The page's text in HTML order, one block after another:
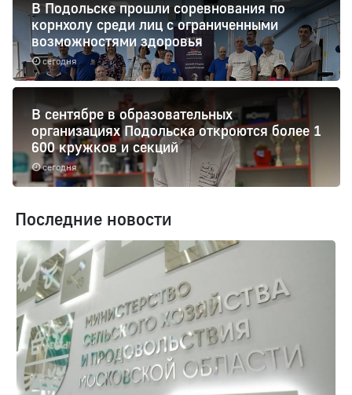
сегодня
В Подольске прошли соревнования по
корнхолу среди лиц с ограниченными
возможностями здоровья
сегодня
В сентябре в образовательных
организациях Подольска откроются более 1
600 кружков и секций
Последние новости